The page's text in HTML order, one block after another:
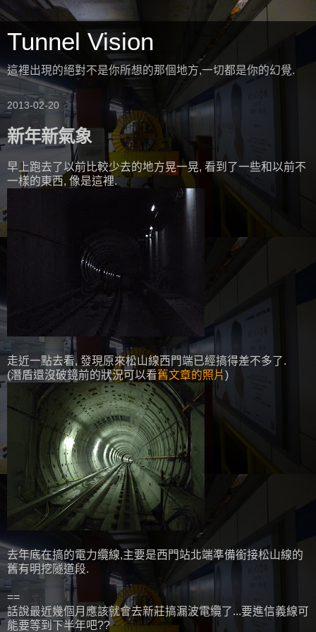
Tunnel Vision
這裡出現的絕對不是你所想的那個地方,一切都是你的幻覺.
2013-02-20
新年新氣象
早上跑去了以前比較少去的地方晃一晃, 看到了一些和以前不
一樣的東西, 像是這裡.
走近一點去看, 發現原來松山線西門端已經搞得差不多了.
(潛盾還沒破鏡前的狀況可以看舊文章的照片)
去年底在搞的電力纜線,主要是西門站北端準備銜接松山線的
舊有明挖隧道段.
==
話說最近幾個月應該就會去新莊搞漏波電纜了...要進信義線可
能要等到下半年吧??